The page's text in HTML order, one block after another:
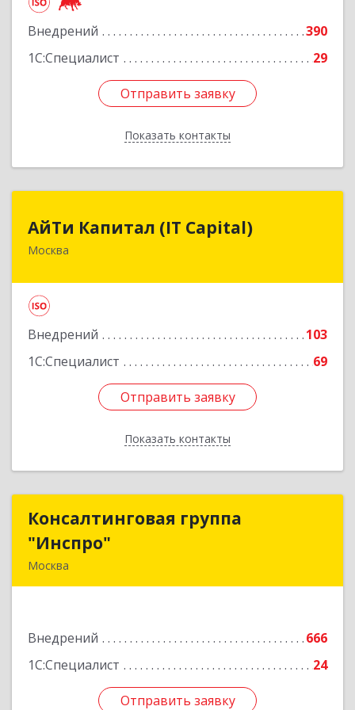
Внедрений
390
1С:Специалист
29
Отправить заявку
Показать контакты
Подробнее
Отправить заявку
Назад
АйТи Капитал (IT Capital)
Москва
Внедрений
103
1С:Специалист
69
Отправить заявку
Показать контакты
125167, Москва г, вн.тер.г. муниципальный
Подробнее
Отправить заявку
Назад
Консалтинговая группа
"Инспро"
Москва
Внедрений
666
1С:Специалист
24
Отправить заявку
Консалтинговая группа
Подробнее
Отправить заявку